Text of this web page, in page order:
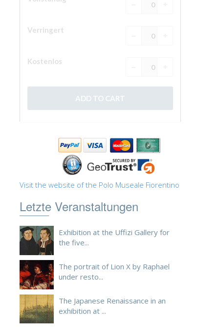
FRANÇAIS
Visit the website of the Polo Museale Fiorentino
Letzte Veranstaltungen
Exhibition at the Uffizi Gallery for
the five...
The portrait of Lion X by Raphael
under resto...
The Japanese Renaissance in an
exhibition at ...